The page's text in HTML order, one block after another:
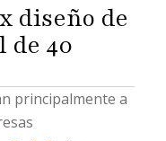
diseño de
40
principalmente a